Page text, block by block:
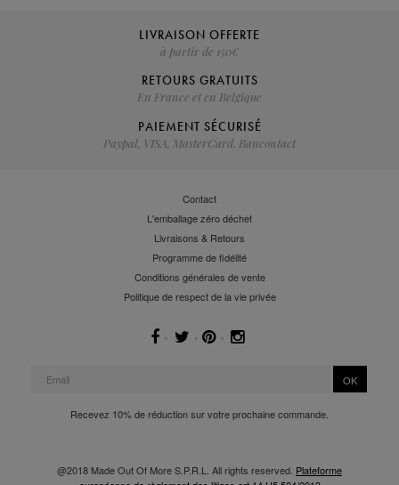
LIVRAISON OFFERTE
à partir de 150€
RETOURS GRATUITS
En France et en Belgique
PAIEMENT SÉCURISÉ
Paypal, VISA, MasterCard, Bancontact
Contact
L'emballage zéro déchet
Livraisons & Retours
Programme de fidélité
Conditions générales de vente
Politique de respect de la vie privée
OK
Recevez 10% de réduction sur votre prochaine commande.
@2018 Made Out Of More S.P.R.L. All rights reserved. Plateforme